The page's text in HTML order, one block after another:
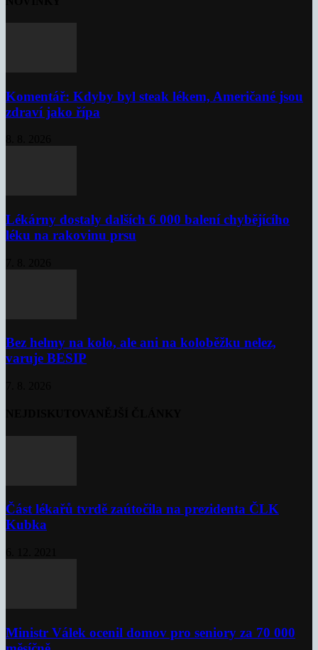
Komentář: Kdyby byl steak lékem, Američané jsou
zdraví jako řípa
Lékárny dostaly dalších 6 000 balení chybějícího
léku na rakovinu prsu
Bez helmy na kolo, ale ani na koloběžku nelez,
varuje BESIP
Část lékařů tvrdě zaútočila na prezidenta ČLK
Kubka
Ministr Válek ocenil domov pro seniory za 70 000